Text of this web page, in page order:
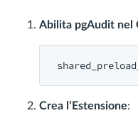
Abilita pgAudit nel
Crea l’Estensione: